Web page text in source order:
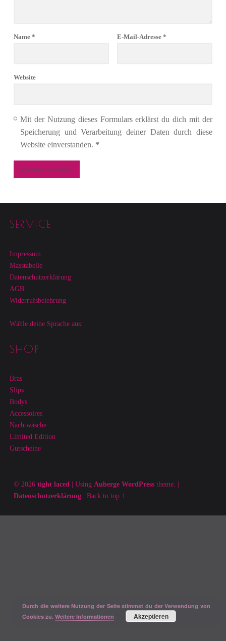
Name * E-Mail-Adresse *
Website
Mit der Nutzung dieses Formulars erklärst du dich mit der
Speicherung und Verarbeitung deiner Daten durch diese
Website einverstanden. *
Footer sidebar
SERVICE
Impressum
Masstabelle
Datenschutzerklärung
AGB
Widerrufsbelehrung
Wähle deine Sprache aus:
SHOP
Bras
Slips
Bodys
Accessoires
Nachtwäsche
Limited Edition
Gutscheine
© 2026 tight laced | Using Auberge WordPresstheme. |
Datenschutzerklärung | Back to top ↑
Durch die weitere Nutzung der Seite stimmst du der Verwendung von
Cookies zu.Weitere Informationen Akzeptieren